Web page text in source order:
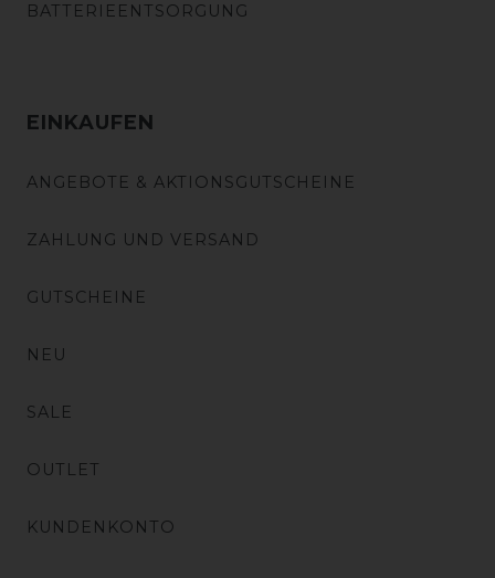
BATTERIEENTSORGUNG
EINKAUFEN
ANGEBOTE & AKTIONSGUTSCHEINE
ZAHLUNG UND VERSAND
GUTSCHEINE
NEU
SALE
OUTLET
KUNDENKONTO